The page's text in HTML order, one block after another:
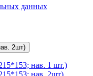
данных
2шт)
нав. 1 шт.)
нав. 2шт)